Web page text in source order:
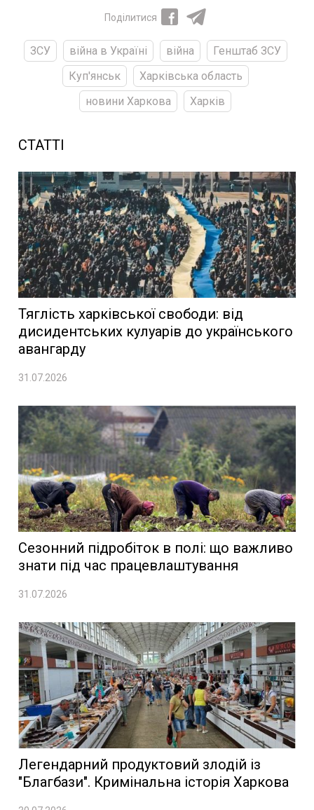
Поділитися
ЗСУ війна в Україні війна
Генштаб ЗСУ
Куп'янськ
Харківська область
новини Харкова
Харків
СТАТТІ
Тяглість харківської свободи: від
дисидентських кулуарів до українського
авангарду
31.07.2026
Сезонний підробіток в полі: що важливо
знати під час працевлаштування
31.07.2026
Легендарний продуктовий злодій із
"Благбази". Кримінальна історія Харкова